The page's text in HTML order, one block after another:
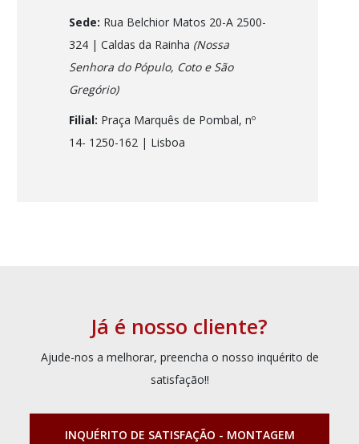
Sede: Rua Belchior Matos 20-A 2500-
324 | Caldas da Rainha (Nossa
Senhora do Pópulo, Coto e São
Gregório)
Filial: Praça Marquês de Pombal, nº
14- 1250-162 | Lisboa
Já é nosso cliente?
Ajude-nos a melhorar, preencha o nosso inquérito de
satisfação!!
INQUÉRITO DE SATISFAÇÃO - MONTAGEM